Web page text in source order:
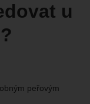
u
peřovým